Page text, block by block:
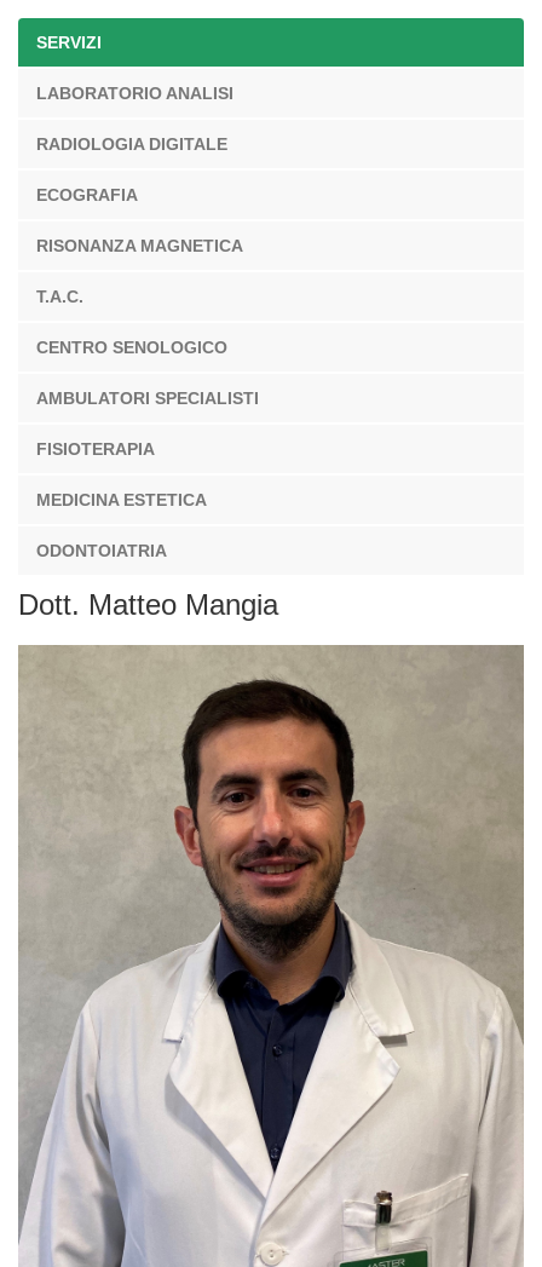
SERVIZI
LABORATORIO ANALISI
RADIOLOGIA DIGITALE
ECOGRAFIA
RISONANZA MAGNETICA
T.A.C.
CENTRO SENOLOGICO
AMBULATORI SPECIALISTI
FISIOTERAPIA
MEDICINA ESTETICA
ODONTOIATRIA
Dott. Matteo Mangia